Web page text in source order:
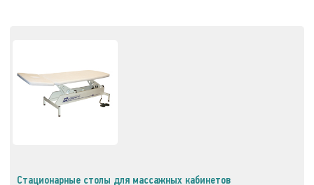
Стационарные столы для массажных кабинетов